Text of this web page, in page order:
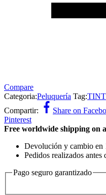
Compare
Categoria:Peluquería Tag:
Compartir:
Share on
Pinterest
Free worldwide shipping on
Devolución y cambio en
Pedidos realizados antes
Pago seguro garantizado